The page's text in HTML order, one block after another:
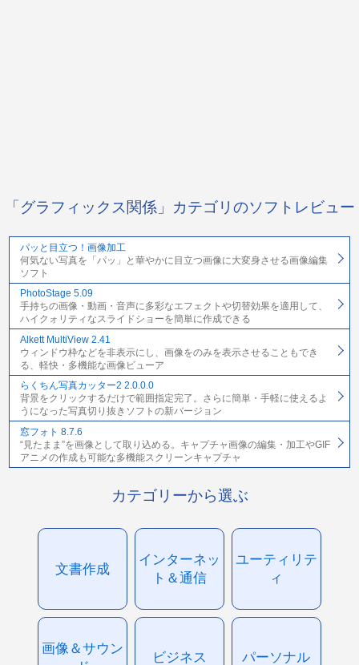
「グラフィックス関係」カテゴリのソフトレビュー
パッと目立つ！画像加工
何気ない写真を「パッ」と華やかに目立つ画像に大変身させる画像編集
ソフト
PhotoStage 5.09
手持ちの画像・動画・音声に多彩なエフェクトや切替効果を適用して、
ハイクォリティなスライドショーを簡単に作成できる
Alkett MultiView 2.41
ウィンドウ枠などを非表示にし、画像をのみを表示させることもでき
る、軽快・多機能な画像ビューア
らくちん写真カッター2 2.0.0.0
背景をクリックするだけで範囲指定完了。さらに簡単・手軽に使えるよ
うになった写真切り抜きソフトの新バージョン
窓フォト 8.7.6
“見たまま”を画像として取り込める。キャプチャ画像の編集・加工やGIF
アニメの作成も可能な多機能スクリーンキャプチャ
カテゴリーから選ぶ
文書作成
インターネッ
ト＆通信
ユーティリテ
ィ
画像＆サウン
ビジネス パーソナル